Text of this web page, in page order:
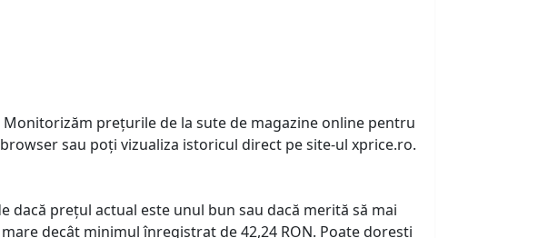
prețurile de la sute de magazine online pentru
sau poți vizualiza istoricul direct pe site-ul xprice.ro.
prețul actual este unul bun sau dacă merită să mai
decât minimul înregistrat de 42,24 RON. Poate dorești